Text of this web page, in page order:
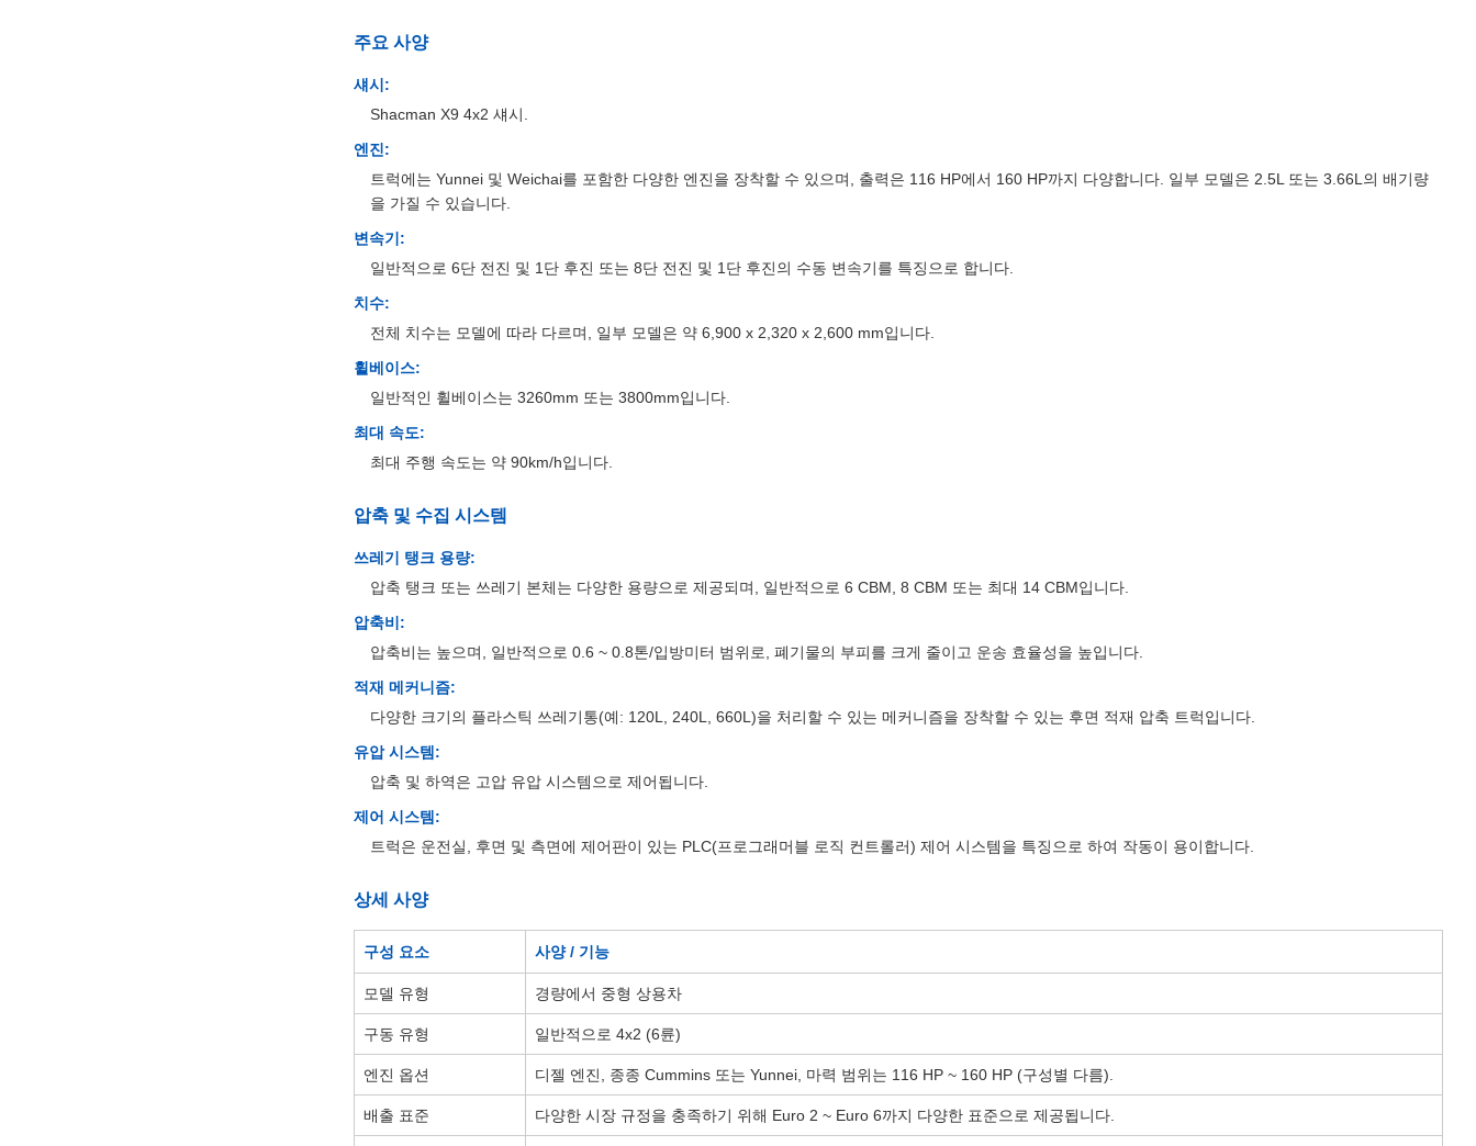
주요 사양
섀시:
Shacman X9 4x2 섀시.
엔진:
트럭에는 Yunnei 및 Weichai를 포함한 다양한 엔진을 장착할 수 있으며, 출력은 116 HP에서 160 HP까지 다양합니다. 일부 모델은 2.5L 또는 3.66L의 배기량
을 가질 수 있습니다.
변속기:
일반적으로 6단 전진 및 1단 후진 또는 8단 전진 및 1단 후진의 수동 변속기를 특징으로 합니다.
치수:
전체 치수는 모델에 따라 다르며, 일부 모델은 약 6,900 x 2,320 x 2,600 mm입니다.
휠베이스:
일반적인 휠베이스는 3260mm 또는 3800mm입니다.
최대 속도:
최대 주행 속도는 약 90km/h입니다.
압축 및 수집 시스템
쓰레기 탱크 용량:
압축 탱크 또는 쓰레기 본체는 다양한 용량으로 제공되며, 일반적으로 6 CBM, 8 CBM 또는 최대 14 CBM입니다.
압축비:
압축비는 높으며, 일반적으로 0.6 ~ 0.8톤/입방미터 범위로, 폐기물의 부피를 크게 줄이고 운송 효율성을 높입니다.
적재 메커니즘:
다양한 크기의 플라스틱 쓰레기통(예: 120L, 240L, 660L)을 처리할 수 있는 메커니즘을 장착할 수 있는 후면 적재 압축 트럭입니다.
유압 시스템:
압축 및 하역은 고압 유압 시스템으로 제어됩니다.
제어 시스템:
트럭은 운전실, 후면 및 측면에 제어판이 있는 PLC(프로그래머블 로직 컨트롤러) 제어 시스템을 특징으로 하여 작동이 용이합니다.
상세 사양
구성 요소 사양 / 기능
모델 유형 경량에서 중형 상용차
구동 유형 일반적으로 4x2 (6륜)
엔진 옵션 디젤 엔진, 종종 Cummins 또는 Yunnei, 마력 범위는 116 HP ~ 160 HP (구성별 다름).
배출 표준 다양한 시장 규정을 충족하기 위해 Euro 2 ~ Euro 6까지 다양한 표준으로 제공됩니다.